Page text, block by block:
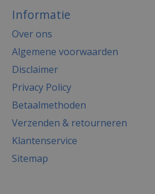
Informatie
Over ons
Algemene voorwaarden
Disclaimer
Privacy Policy
Betaalmethoden
Verzenden & retourneren
Klantenservice
Sitemap